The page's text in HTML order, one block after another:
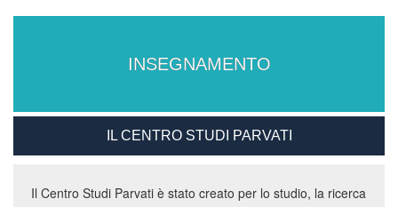
INSEGNAMENTO
IL CENTRO STUDI PARVATI
Il Centro Studi Parvati è stato creato per lo studio, la ricerca